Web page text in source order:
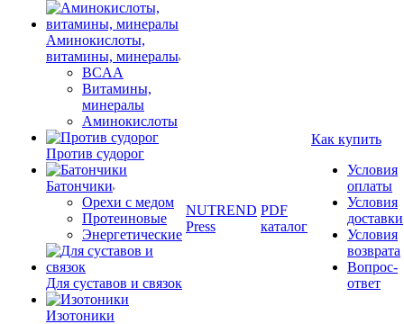
Аминокислоты,
витамины, минералы
BCAA
Витамины,
минералы
Аминокислоты
Против судорог
Батончики
Орехи с медом
Протеиновые
Энергетические
Для суставов и связок
Изотоники
NUTREND
Press
PDF
каталог
Как купить
Условия
оплаты
Условия
доставки
Условия
возврата
Вопрос-
ответ